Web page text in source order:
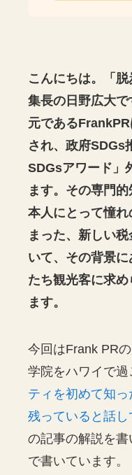
こんにちは。「
集長の日野広大
元である
され、政府SDGs
SDGsアワード」
ます。その専門
本人にとって憧
まった、新しい
いて、その背景
たち観光客に求
ます。
今回はFrank PR
学院をハワイで
ティを初めて知
残っていると話
の記事の解説を
で書いています。